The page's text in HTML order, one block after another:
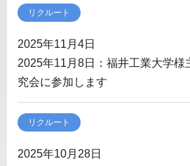
リクルート
2025年11月4日
2025年11月8日：福井工業大学様
究会に参加します
リクルート
2025年10月28日